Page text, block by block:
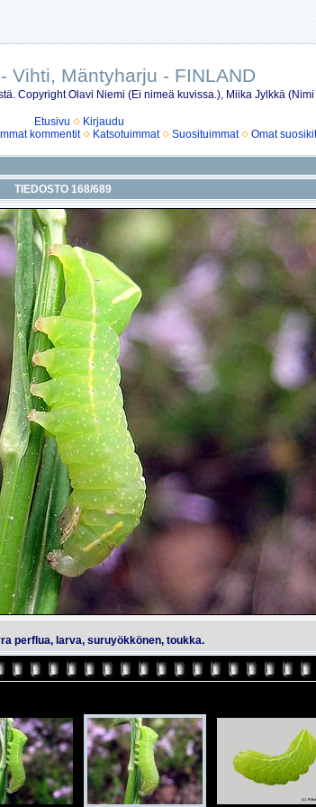
Vihti, Mäntyharju - FINLAND
Copyright Olavi Niemi (Ei nimeä kuvissa.), Miika Jylkkä
Etusivu
Kirjaudu
kommentit Katsotuimmat Suosituimmat Omat suosikit
TIEDOSTO 168/689
perflua, larva, suruyökkönen, toukka.